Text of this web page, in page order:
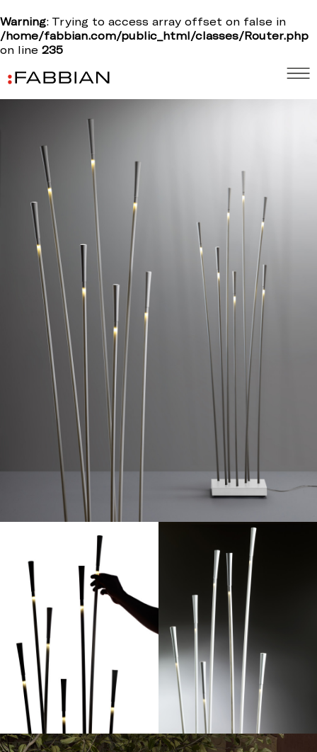
Warning: Trying to access array offset on false in
/home/fabbian.com/public_html/classes/Router.php
on line 235